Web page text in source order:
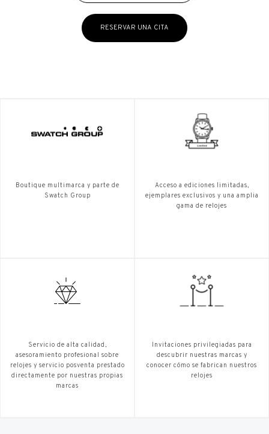
RESERVAR UNA CITA
Boutique multimarca y parte de
Swatch Group
Acceso a ediciones limitadas,
ejemplares exclusivos y una amplia
gama de relojes
Servicio de alta calidad,
asesoramiento profesional sobre
relojes y servicio posventa prestado
directamente por nuestras propias
marcas
Invitaciones privilegiadas para
descubrir nuestras marcas y
conocer cómo se fabrican nuestros
relojes